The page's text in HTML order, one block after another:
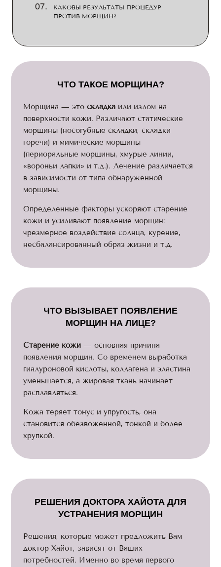
КАКОВЫ РЕЗУЛЬТАТЫ ПРОЦЕДУР
ПРОТИВ МОРЩИН?
ЧТО ТАКОЕ МОРЩИНА?
Морщина — этоскладка или излом на
поверхности кожи. Различают статические
морщины (носогубные складки, складки
горечи) и мимические морщины
(периоральные морщины, хмурые линии,
«вороньи лапки» и т.д.). Лечение различается
в зависимости от типа обнаруженной
морщины.
Определенные факторы ускоряют старение
кожи и усиливают появление морщин:
чрезмерное воздействие солнца, курение,
несбалансированный образ жизни и т.д.
ЧТО ВЫЗЫВАЕТ ПОЯВЛЕНИЕ
МОРЩИН НА ЛИЦЕ?
Старение кожи — основная причина
появления морщин. Со временем выработка
гиалуроновой кислоты, коллагена и эластина
уменьшается, а жировая ткань начинает
расплавляться.
Кожа теряет тонус и упругость, она
становится обезвоженной, тонкой и более
хрупкой.
РЕШЕНИЯ ДОКТОРА ХАЙОТА ДЛЯ
УСТРАНЕНИЯ МОРЩИН
Решения, которые может предложить Вам
доктор Хайот, зависят от Ваших
потребностей. Именно во время первого